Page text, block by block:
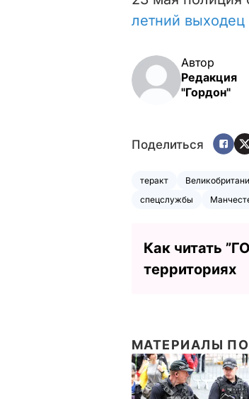
летний
Автор
Редакция
"Гордон"
Поделиться
теракт
спецслужбы
Как читать
территориях
МАТЕРИАЛЫ